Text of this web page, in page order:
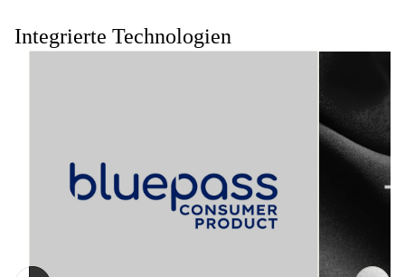
Integrierte Technologien